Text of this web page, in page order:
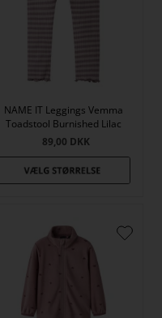
NAME IT Leggings Vemma
Toadstool Burnished Lilac
89,00 DKK